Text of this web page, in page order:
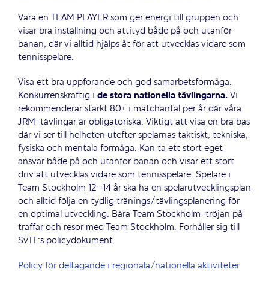
Vara en TEAM PLAYER som ger energi till gruppen och
visar bra inställning och attityd både på och utanför
banan, där vi alltid hjälps åt för att utvecklas vidare som
tennisspelare.
Visa ett bra uppförande och god samarbetsförmåga.
Konkurrenskraftig i de stora nationella tävlingarna.Vi
rekommenderar starkt 80+ i matchantal per år där våra
JRM-tävlingar är obligatoriska. Viktigt att visa en bra bas
där vi ser till helheten utefter spelarnas taktiskt, tekniska,
fysiska och mentala förmåga. Kan ta ett stort eget
ansvar både på och utanför banan och visar ett stort
driv att utvecklas vidare som tennisspelare. Spelare i
Team Stockholm 12–14 år ska ha en spelarutvecklingsplan
och alltid följa en tydlig tränings/tävlingsplanering för
en optimal utveckling. Bära Team Stockholm-tröjan på
träffar och resor med Team Stockholm. Förhåller sig till
SvTF:s policydokument.
Policy för deltagande i regionala/nationella aktiviteter